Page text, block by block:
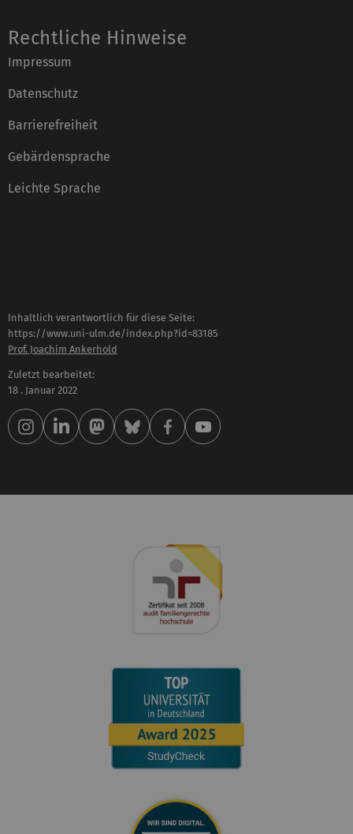
Rechtliche Hinweise
Impressum
Datenschutz
Barrierefreiheit
Gebärdensprache
Leichte Sprache
Inhaltlich verantwortlich für diese Seite:
https://www.uni-ulm.de/index.php?id=83185
Prof. Joachim Ankerhold
Zuletzt bearbeitet:
18 . Januar 2022